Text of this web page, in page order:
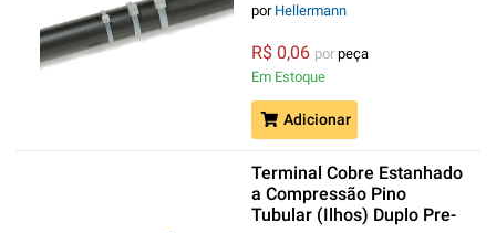
por Hellermann
R$ 0,06 por peça
Em Estoque
Adicionar
Terminal Cobre Estanhado
a Compressão Pino
Tubular (Ilhos) Duplo Pre-